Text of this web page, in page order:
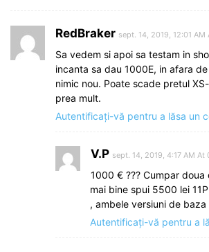
RedBraker sept. 14, 2019, 12:01 AM
Sa vedem si apoi sa testam in
incanta sa dau 1000E, in afara
nimic nou. Poate scade pretul
prea mult.
Autentificați-vă pentru a lăsa un
V.P sept. 14, 2019, 4:17 AM At
1000 € ??? Cumpar
mai bine spui 5500 lei
, ambele versiuni de baza
Autentificați-vă pentru a